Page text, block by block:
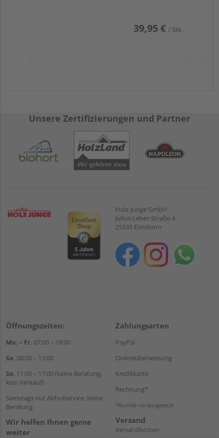
Gesamttiefe (cm): 51
Gesamthöhe (cm) bei geschlossenem/geöffnetem
Deckel: 101/131
Verpackungsmaß: 110 x 55,5 x 43,5 mm
Verpackungsgewicht: 27 kg
39,95 € / Stk.
Unsere Zertifizierungen und Partner
Holz-Junge GmbH
Julius-Leber-Straße 4
25335 Elmshorn
Öffnungszeiten:
Mo. – Fr. 07:00 – 18:00
Sa. 08:00 – 13:00
So. 11:00 – 17:00 (keine Beratung,
kein Verkauf)
Samstags nur Abholservice, keine
Beratung
Wir helfen Ihnen gerne
weiter
Zahlungsarten
PayPal
Onlineüberweisung
Kreditkarte
Rechnung*
*Bonität vorausgesetzt
Versand
Versandkosten